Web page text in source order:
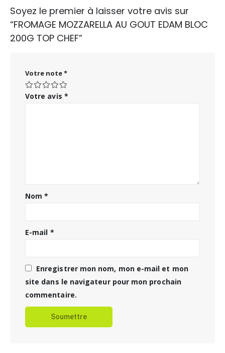
Soyez le premier à laisser votre avis sur
“FROMAGE MOZZARELLA AU GOUT EDAM BLOC
200G TOP CHEF”
Votre note*
Votre avis *
Nom*
E-mail *
Enregistrer mon nom, mon e-mail et mon
site dans le navigateur pour mon prochain
commentaire.